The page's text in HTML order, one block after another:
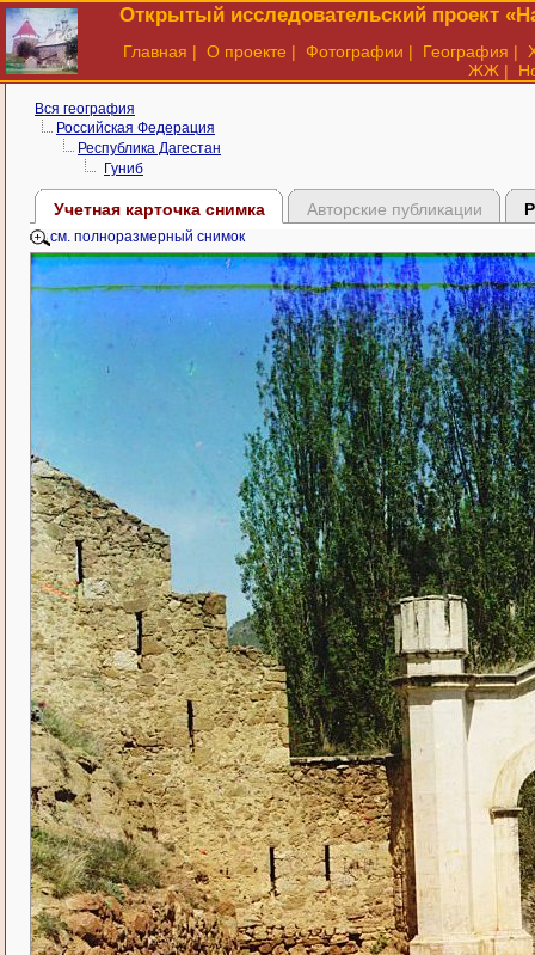
Открытый исследовательский проект
Главная | О проекте | Фотографии | География |
ЖЖ |
Вся география
Российская Федерация
Республика Дагестан
Гуниб
Учетная карточка снимка Авторские публикации
см. полноразмерный снимок